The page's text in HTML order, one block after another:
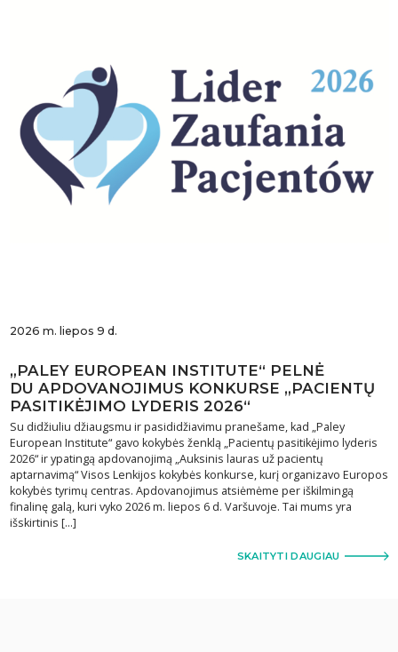
2026 m. liepos 9 d.
„PALEY EUROPEAN INSTITUTE“ PELNĖ
DU APDOVANOJIMUS KONKURSE „PACIENTŲ
PASITIKĖJIMO LYDERIS 2026“
Su didžiuliu džiaugsmu ir pasididžiavimu pranešame, kad „Paley
European Institute“ gavo kokybės ženklą „Pacientų pasitikėjimo lyderis
2026“ ir ypatingą apdovanojimą „Auksinis lauras už pacientų
aptarnavimą“ Visos Lenkijos kokybės konkurse, kurį organizavo Europos
kokybės tyrimų centras. Apdovanojimus atsiėmėme per iškilmingą
finalinę galą, kuri vyko 2026 m. liepos 6 d. Varšuvoje. Tai mums yra
išskirtinis […]
SKAITYTI DAUGIAU